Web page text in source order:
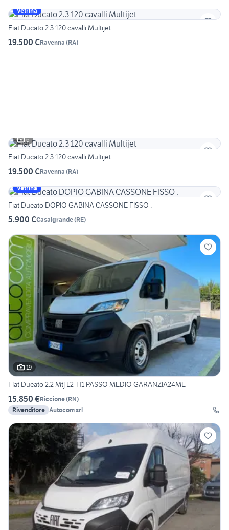
Vetrina
Fiat Ducato 2.3 120 cavalli Multijet
19.500 €Ravenna (RA)
6
Fiat Ducato 2.3 120 cavalli Multijet
19.500 €Ravenna (RA)
Vetrina
Fiat Ducato DOPIO GABINA CASSONE FISSO .
5.900 €Casalgrande(RE)
19
Fiat Ducato 2.2 Mtj L2-H1 PASSO MEDIO GARANZIA24ME
15.850 €Riccione(RN)
Rivenditore Autocom srl